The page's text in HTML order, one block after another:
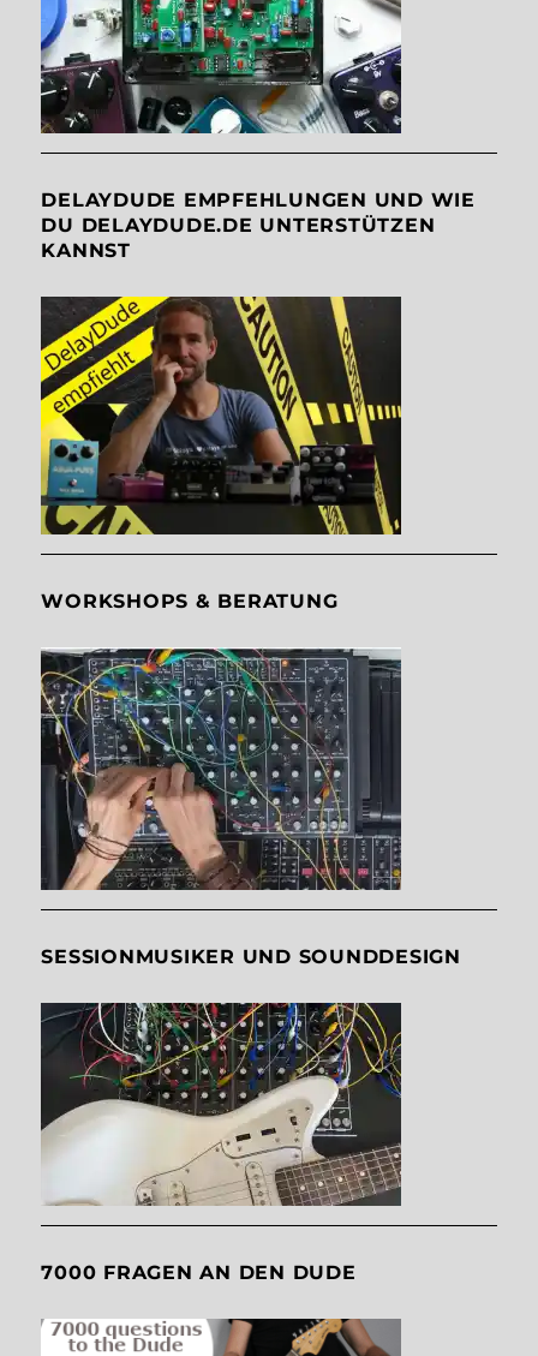
DELAYDUDE EMPFEHLUNGEN UND WIE
DU DELAYDUDE.DE UNTERSTÜTZEN
KANNST
WORKSHOPS & BERATUNG
SESSIONMUSIKER UND SOUNDDESIGN
7000 FRAGEN AN DEN DUDE